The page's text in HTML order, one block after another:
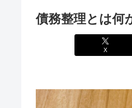
債務整理とは何
X